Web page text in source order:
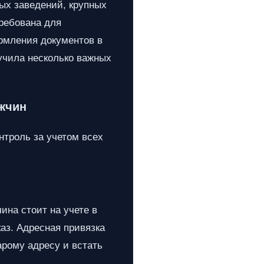
заведений, крупных
для
документов в
несколько важных
за учетом всех
стоит на учете в
Адресная привязка
адресу и встать